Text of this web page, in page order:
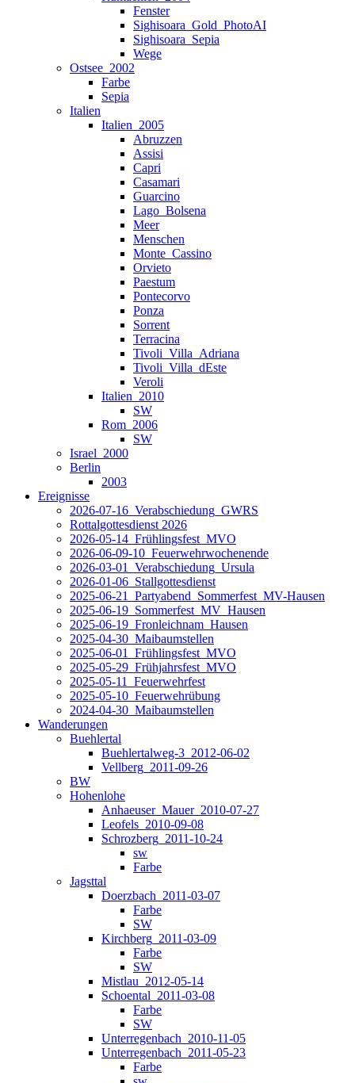
Fenster
Sighisoara_Gold_PhotoAI
Sighisoara_Sepia
Wege
Ostsee_2002
Farbe
Sepia
Italien
Italien_2005
Abruzzen
Assisi
Capri
Casamari
Guarcino
Lago_Bolsena
Meer
Menschen
Monte_Cassino
Orvieto
Paestum
Pontecorvo
Ponza
Sorrent
Terracina
Tivoli_Villa_Adriana
Tivoli_Villa_dEste
Veroli
Italien_2010
SW
Rom_2006
SW
Israel_2000
Berlin
2003
Ereignisse
2026-07-16_Verabschiedung_GWRS
Rottalgottesdienst 2026
2026-05-14_Frühlingsfest_MVO
2026-06-09-10_Feuerwehrwochenende
2026-03-01_Verabschiedung_Ursula
2026-01-06_Stallgottesdienst
2025-06-21_Partyabend_Sommerfest_MV-Hausen
2025-06-19_Sommerfest_MV_Hausen
2025-06-19_Fronleichnam_Hausen
2025-04-30_Maibaumstellen
2025-06-01_Frühlingsfest_MVO
2025-05-29_Frühjahrsfest_MVO
2025-05-11_Feuerwehrfest
2025-05-10_Feuerwehrübung
2024-04-30_Maibaumstellen
Wanderungen
Buehlertal
Buehlertalweg-3_2012-06-02
Vellberg_2011-09-26
BW
Hohenlohe
Anhaeuser_Mauer_2010-07-27
Leofels_2010-09-08
Schrozberg_2011-10-24
sw
Farbe
Jagsttal
Doerzbach_2011-03-07
Farbe
SW
Kirchberg_2011-03-09
Farbe
SW
Mistlau_2012-05-14
Schoental_2011-03-08
Farbe
SW
Unterregenbach_2010-11-05
Unterregenbach_2011-05-23
Farbe